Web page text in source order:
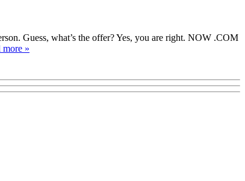
Guess, what’s the offer? Yes, you are right. NOW .COM
more »